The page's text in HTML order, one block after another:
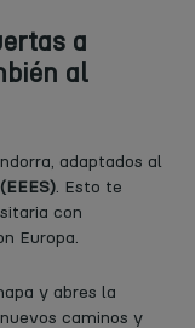
a
al
adaptados al
. Esto te
con
Europa.
y abres la
caminos y